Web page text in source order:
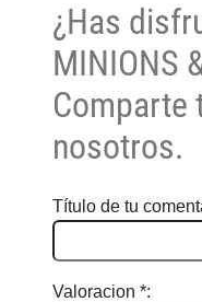
¿Has
MINIONS
Comparte
nosotros.
Título de tu
Valoracion *: